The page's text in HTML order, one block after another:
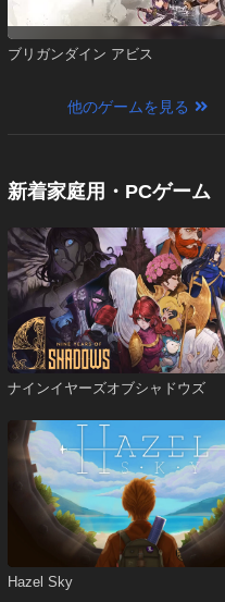
ブリガンダイン アビス
他のゲームを見る
新着家庭用・PCゲーム
ナインイヤーズオブシャドウズ
Hazel Sky